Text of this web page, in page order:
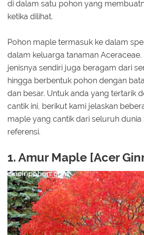
di dalam satu pohon yang
ketika dilihat.
Pohon maple termasuk ke dalam
dalam keluarga tanaman
jenisnya sendiri juga beragam dari
hingga berbentuk pohon dengan
dan besar. Untuk anda yang tertarik
cantik ini, berikut kami jelaskan
maple yang cantik dari seluruh
referensi.
1. Amur Maple [Acer